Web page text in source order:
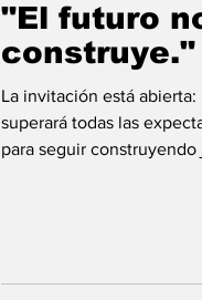
"El futuro
construye."
La invitación está
superará todas las
para seguir